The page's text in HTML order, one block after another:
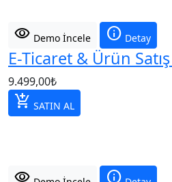
visibility Demo İncele info Detay
E-Ticaret & Ürün Satış
9.499,00₺
add_shopping_cart SATIN AL
visibility info